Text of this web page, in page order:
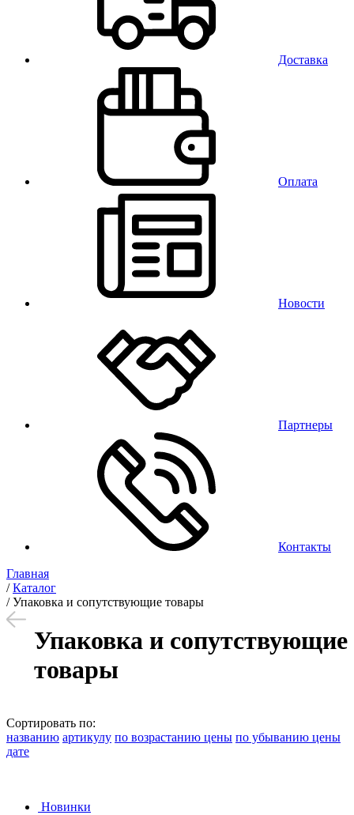
Доставка
Оплата
Новости
Партнеры
Контакты
Главная
/Каталог
/Упаковка и сопутствующие товары
Упаковка и сопутствующие
товары
Сортировать по:
названию артикулу по возрастанию цены по убыванию цены
дате
Новинки